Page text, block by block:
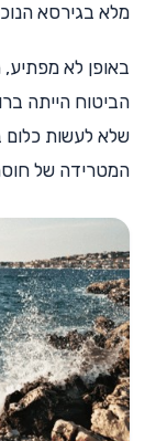
מלא בגירסא
באופן לא
הביטוח הייתה
שלא לעשות
המטרידה של